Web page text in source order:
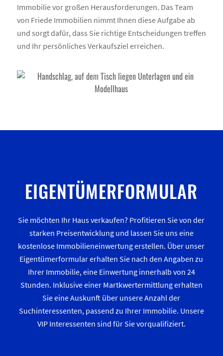
Immobilie vor großen Herausforderungen. Das Team
von Friede Immobilien nimmt Ihnen diese Aufgabe ab
und sorgt dafür, dass Sie richtige Entscheidungen treffen
und Ihr persönliches Verkaufsziel erreichen.
EIGENTÜMERFORMULAR
Sie möchten Ihr Haus verkaufen? Profitieren Sie von der
starken Preisentwicklung und lassen Sie uns eine
kostenlose Immobilieneinwertung erstellen. Über unser
Eigentümerformular erhalten Sie nach den Angaben zu
Ihrer Immobilie, eine Einwertung innerhalb von 24
Stunden. Inklusive einer Martkwertermittlung erhalten
Sie eine Auskunft über unsere Anzahl der
Suchinteressenten, passend zu Ihrer Immobilie. Unsere
VIP Interessenten sind für Sie vorqualifiziert.